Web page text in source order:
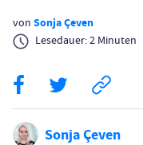
von Sonja Çeven
Lesedauer:2 Minuten
Sonja Çeven